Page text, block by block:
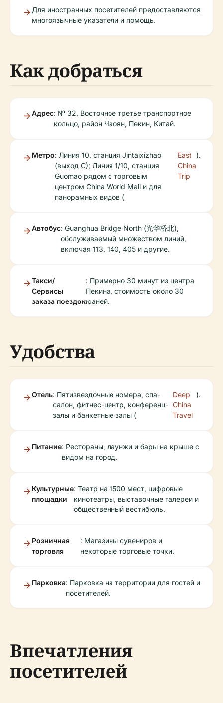
Для иностранных посетителей предоставляются
многоязычные указатели и помощь.
Как добраться
Адрес: № 32, Восточное третье транспортное
кольцо, район Чаоян, Пекин, Китай.
Метро: Линия 10, станция Jintaixizhao
(выход C); Линия 1/10, станция
Guomao рядом с торговым
центром China World Mall и для
панорамных видов (
East
China
Trip
).
Автобус: Guanghua Bridge North (光华桥北),
обслуживаемый множеством линий,
включая 113, 140, 405 и другие.
Такси/
Сервисы
заказа поездок
: Примерно 30 минут из центра
Пекина, стоимость около 30
юаней.
Удобства
Отель: Пятизвездочные номера, спа-
салон, фитнес-центр, конференц-
залы и банкетные залы (
Deep
China
Travel
).
Питание: Рестораны, лаунжи и бары на крыше с
видом на город.
Культурные
площадки
: Театр на 1500 мест, цифровые
кинотеатры, выставочные галереи и
общественный вестибюль.
Розничная
торговля
: Магазины сувениров и
некоторые торговые точки.
Парковка: Парковка на территории для гостей и
посетителей.
Впечатления
посетителей